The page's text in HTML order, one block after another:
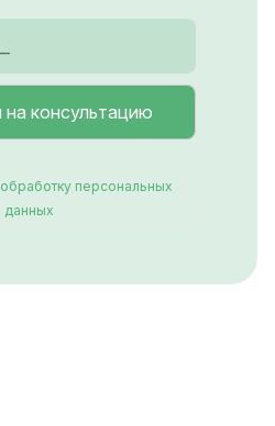
обработку персональных
данных